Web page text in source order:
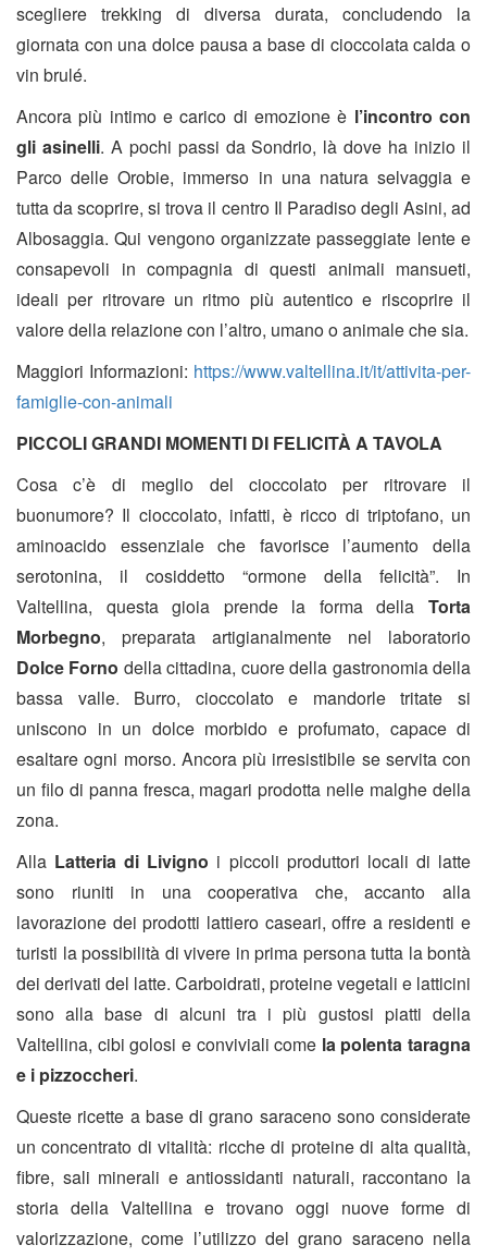
scegliere trekking di diversa durata, concludendo la
giornata con una dolce pausa a base di cioccolata calda o
vin brulé.
Ancora più intimo e carico di emozione è l’incontro con
gli asinelli. A pochi passi da Sondrio, là dove ha inizio il
Parco delle Orobie, immerso in una natura selvaggia e
tutta da scoprire, si trova il centro Il Paradiso degli Asini, ad
Albosaggia. Qui vengono organizzate passeggiate lente e
consapevoli in compagnia di questi animali mansueti,
ideali per ritrovare un ritmo più autentico e riscoprire il
valore della relazione con l’altro, umano o animale che sia.
Maggiori Informazioni: https://www.valtellina.it/it/attivita-per-
famiglie-con-animali
PICCOLI GRANDI MOMENTI DI FELICITÀ A TAVOLA
Cosa c’è di meglio del cioccolato per ritrovare il
buonumore? Il cioccolato, infatti, è ricco di triptofano, un
aminoacido essenziale che favorisce l’aumento della
serotonina, il cosiddetto “ormone della felicità”. In
Valtellina, questa gioia prende la forma della Torta
Morbegno, preparata artigianalmente nel laboratorio
Dolce Forno della cittadina, cuore della gastronomia della
bassa valle. Burro, cioccolato e mandorle tritate si
uniscono in un dolce morbido e profumato, capace di
esaltare ogni morso. Ancora più irresistibile se servita con
un filo di panna fresca, magari prodotta nelle malghe della
zona.
Alla Latteria di Livigno i piccoli produttori locali di latte
sono riuniti in una cooperativa che, accanto alla
lavorazione dei prodotti lattiero caseari, offre a residenti e
turisti la possibilità di vivere in prima persona tutta la bontà
dei derivati del latte. Carboidrati, proteine vegetali e latticini
sono alla base di alcuni tra i più gustosi piatti della
Valtellina, cibi golosi e conviviali come la polenta taragna
e i pizzoccheri.
Queste ricette a base di grano saraceno sono considerate
un concentrato di vitalità: ricche di proteine di alta qualità,
fibre, sali minerali e antiossidanti naturali, raccontano la
storia della Valtellina e trovano oggi nuove forme di
valorizzazione, come l’utilizzo del grano saraceno nella